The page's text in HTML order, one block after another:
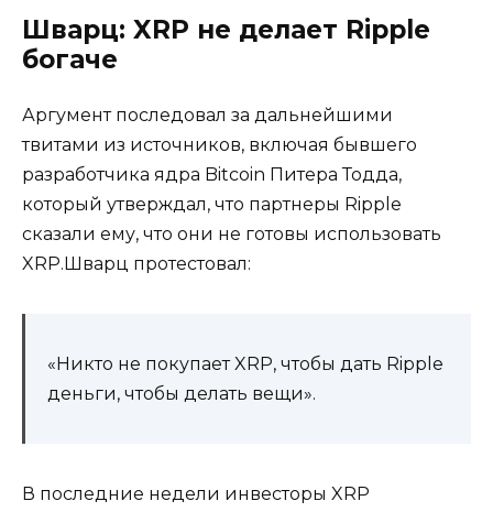
Шварц: XRP не делает Ripple
богаче
Аргумент последовал за дальнейшими
твитами из источников, включая бывшего
разработчика ядра Bitcoin Питера Тодда,
который утверждал, что партнеры Ripple
сказали ему, что они не готовы использовать
XRP.Шварц протестовал:
«Никто не покупает XRP, чтобы дать Ripple
деньги, чтобы делать вещи».
В последние недели инвесторы XRP